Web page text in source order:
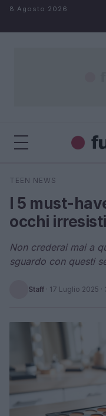
Salta al contenuto
8 Agosto 2026
Cerca
TEEN NEWS
I 5 must-
occhi
Non crederai mai a
sguardo con questi
Staff · 17 Luglio 2025